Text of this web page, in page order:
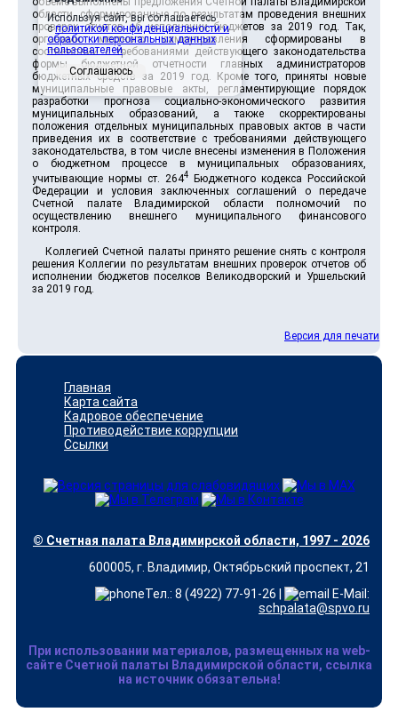
области, сформированные по результатам проведения внешних
проверок отчетов об исполнении бюджетов за 2019 год. Так,
органами местного самоуправления сформированы в
соответствии с требованиями действующего законодательства
формы бюджетной отчетности главных администраторов
бюджетных средств за 2019 год. Кроме того, приняты новые
муниципальные правовые акты, регламентирующие порядок
разработки прогноза социально-экономического развития
муниципальных образований, а также скорректированы
положения отдельных муниципальных правовых актов в части
приведения их в соответствие с требованиями действующего
законодательства, в том числе внесены изменения в Положения
о бюджетном процессе в муниципальных образованиях,
учитывающие нормы ст. 2644
Бюджетного кодекса Российской
Федерации и условия заключенных соглашений о передаче
Счетной палате Владимирской области полномочий по
осуществлению внешнего муниципального финансового
контроля.
Коллегией Счетной палаты принято решение снять с контроля
решения Коллегии по результатам внешних проверок отчетов об
исполнении бюджетов поселков Великодворский и Уршельский
за 2019 год.
Версия для печати
Главная
Карта сайта
Кадровое обеспечение
Противодействие коррупции
Ссылки
© Счетная палата Владимирской области, 1997 - 2026
600005, г. Владимир, Октябрьский проспект, 21
Тел.: 8 (4922) 77-91-26 |
E-Mail:
schpalata@spvo.ru
При использовании материалов, размещенных на web-
сайте Счетной палаты Владимирской области, ссылка
на источник обязательна!
Используя сайт, вы соглашаетесь
сполитикой конфиденциальности и
обработки персональных данных
пользователей.
Соглашаюсь